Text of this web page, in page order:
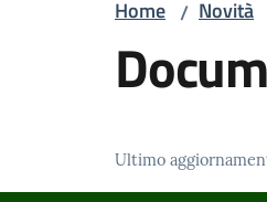
Home / Novità
Ultimo